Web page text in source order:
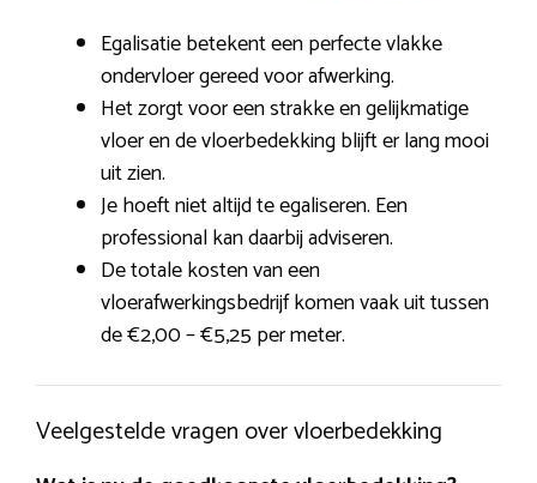
Egalisatie betekent een perfecte vlakke
ondervloer gereed voor afwerking.
Het zorgt voor een strakke en gelijkmatige
vloer en de vloerbedekking blijft er lang mooi
uit zien.
Je hoeft niet altijd te egaliseren. Een
professional kan daarbij adviseren.
De totale kosten van een
vloerafwerkingsbedrijf komen vaak uit tussen
de €2,00 – €5,25 per meter.
Veelgestelde vragen over vloerbedekking